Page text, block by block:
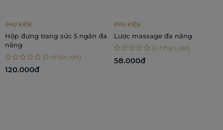
PHỤ KIỆN
Hộp đựng trang sức 5 ngăn đa
năng
(0 nhận xét)
120.000đ
PHỤ KIỆN
Lược massage đa năng
(0 nhận xét)
58.000đ